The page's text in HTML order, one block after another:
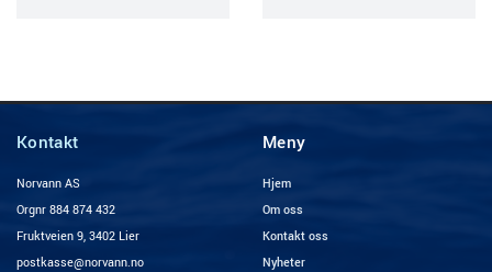
Kontakt
Norvann AS
Orgnr 884 874 432
Fruktveien 9, 3402 Lier
postkasse@norvann.no
Meny
Hjem
Om oss
Kontakt oss
Nyheter